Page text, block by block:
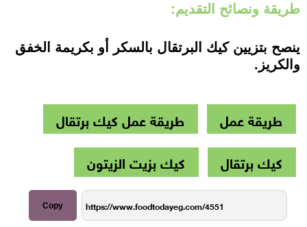
طريقة ونصائح التقديم:
ينصح بتزيين كيك البرتقال بالسكر أو بكريمة الخفق
والكريز.
طريقة عمل
طريقة عمل كيك برتقال
كيك برتقال
كيك بزيت الزيتون
Copy